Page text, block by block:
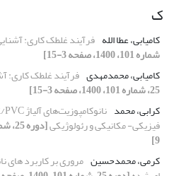
ک
کامیابی، عطا الله فرآیند غلطک کاری:
شماره 101، 1400، صفحه 3-15]
کامیابی، محمدمهدی فرآیند غلطک کاری:
25، شماره 101، 1400، صفحه 3-15]
کرابی، محمد
فیزیکی- مکانیکی و رئولوژیکی
9]
کرمی، محمدحسین مروری بر کاربرد های